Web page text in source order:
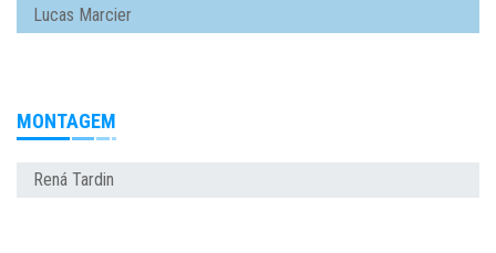
Lucas Marcier
MONTAGEM
Rená Tardin